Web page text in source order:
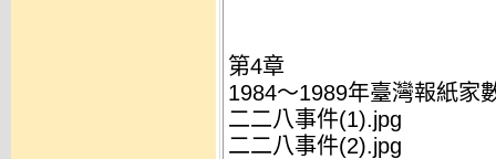
第4章
1984～1989年臺灣報紙家
二二八事件(1).jpg
二二八事件(2).jpg